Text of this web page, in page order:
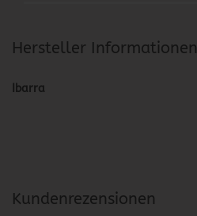
Hersteller Informationen
Ibarra
Kundenrezensionen